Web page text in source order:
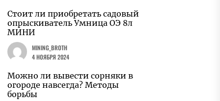
Стоит ли приобретать садовый
опрыскиватель Умница ОЭ 8л
МИНИ
MINING_BROTH
4 НОЯБРЯ 2024
Можно ли вывести сорняки в
огороде навсегда? Методы
борьбы